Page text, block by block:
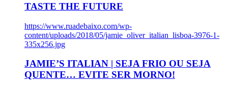
TASTE THE FUTURE
https://www.ruadebaixo.com/wp-
content/uploads/2018/05/jamie_oliver_italian_lisboa-3976-1-
335x256.jpg
JAMIE’S ITALIAN | SEJA FRIO OU SEJA
QUENTE… EVITE SER MORNO!